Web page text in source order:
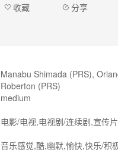
收藏 分享
Manabu Shimada (PRS),
Roberton (PRS)
medium
电影/电视,电视剧/连续剧,宣传
音乐感觉,酷,幽默,愉快,快乐/积